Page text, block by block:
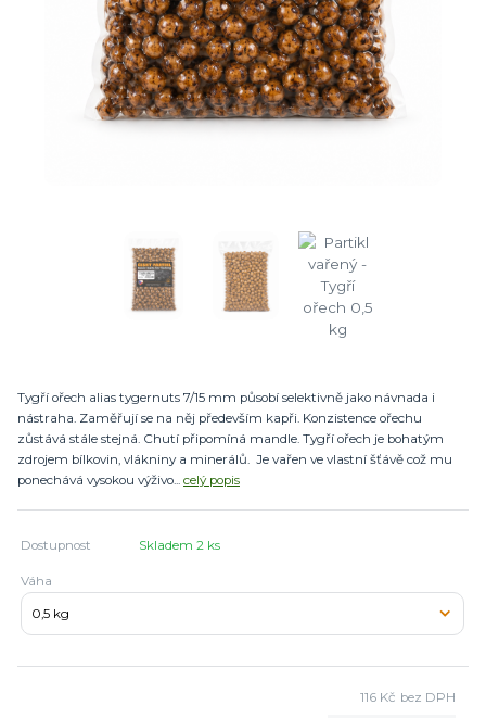
Tygří ořech alias tygernuts 7/15 mm působí selektivně jako návnada i
nástraha. Zaměřují se na něj především kapři. Konzistence ořechu
zůstává stále stejná. Chutí připomíná mandle. Tygří ořech je bohatým
zdrojem bílkovin, vlákniny a minerálů. Je vařen ve vlastní šťávě což mu
ponechává vysokou výživo... celý popis
Dostupnost Skladem 2 ks
Váha
116 Kč bez DPH